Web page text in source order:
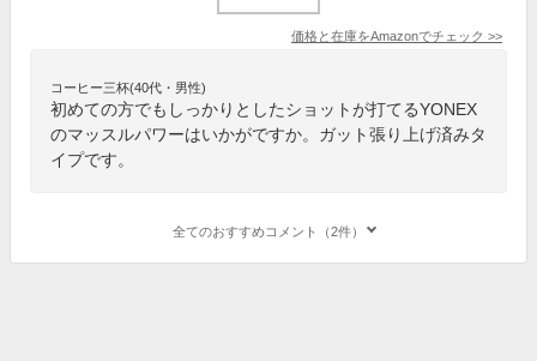
価格と在庫をAmazonでチェック >>
コーヒー三杯(40代・男性)
初めての方でもしっかりとしたショットが打てるYONEX
のマッスルパワーはいかがですか。ガット張り上げ済みタ
イプです。
全てのおすすめコメント（2件）